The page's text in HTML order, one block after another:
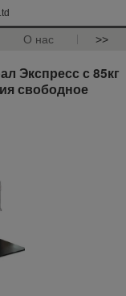
О нас >>
Экспресс с 85кг
свободное